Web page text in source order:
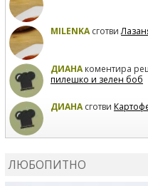
MILENKAсготви
ДИАНАкоментира
пилешко и зелен боб
ДИАНАсготви
ЛЮБОПИТНО